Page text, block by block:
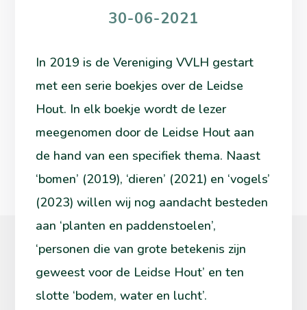
30-06-2021
In 2019 is de Vereniging VVLH gestart
met een serie boekjes over de Leidse
Hout. In elk boekje wordt de lezer
meegenomen door de Leidse Hout aan
de hand van een specifiek thema. Naast
‘bomen’ (2019), ‘dieren’ (2021) en ‘vogels’
(2023) willen wij nog aandacht besteden
aan ‘planten en paddenstoelen’,
‘personen die van grote betekenis zijn
geweest voor de Leidse Hout’ en ten
slotte ‘bodem, water en lucht’.